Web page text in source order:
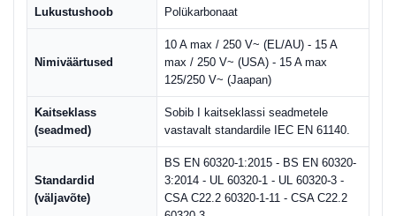
Lukustushoob Polükarbonaat
Nimiväärtused
10 A max / 250 V~ (EL/AU) - 15 A
max / 250 V~ (USA) - 15 A max
125/250 V~ (Jaapan)
Kaitseklass
(seadmed)
Sobib I kaitseklassi seadmetele
vastavalt standardile IEC EN 61140.
Standardid
(väljavõte)
BS EN 60320-1:2015 - BS EN 60320-
3:2014 - UL 60320-1 - UL 60320-3 -
CSA C22.2 60320-1-11 - CSA C22.2